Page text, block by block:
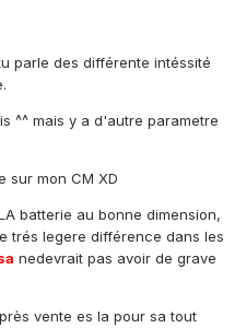
parle des différente intéssité
^^ mais y a d'autre parametre
sur mon CM XD
batterie au bonne dimension,
trés legere différence dans les
nedevrait pas avoir de grave
vente es la pour sa tout